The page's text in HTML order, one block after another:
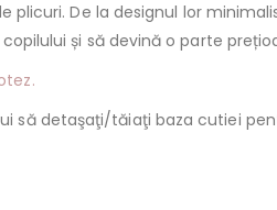
plicuri. De la designul lor
și să devină o parte
să detaşaţi/tăiaţi baza cutiei